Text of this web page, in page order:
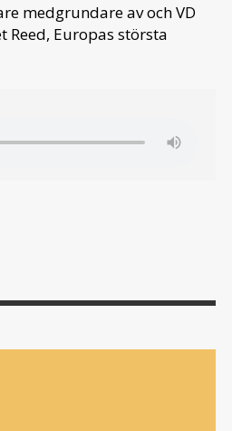
medgrundare av och VD
Europas största